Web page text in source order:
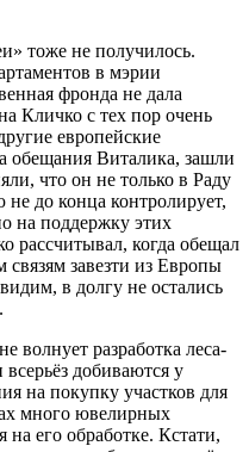
тоже не получилось.
в мэрии
фронда не дала
Кличко с тех пор очень
европейские
обещания Виталика, зашли
что он не только в Раду
до конца контролирует,
на поддержку этих
рассчитывал, когда обещал
связям завезти из Европы
в долгу не остались
волнует разработка леса-
добиваются у
на покупку участков для
много ювелирных
его обработке. Кстати,